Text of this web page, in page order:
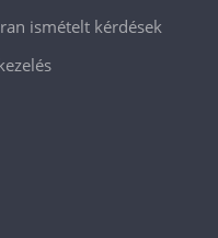
ismételt kérdések